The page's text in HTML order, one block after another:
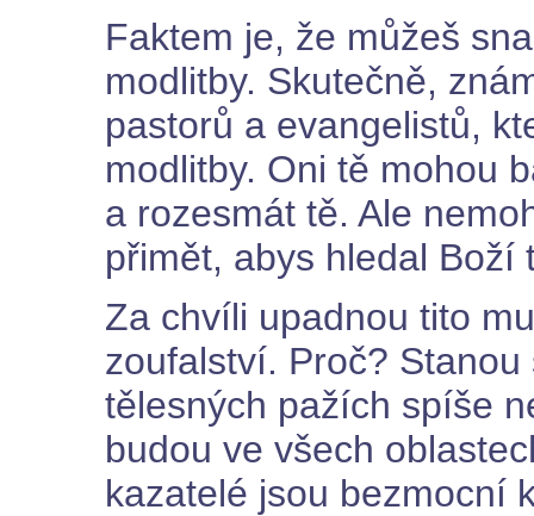
Faktem je, že můžeš
modlitby. Skutečně,
pastorů a evangelistů,
modlitby. Oni tě mohou
a rozesmát tě. Ale
přimět, abys hledal Boží
Za chvíli upadnou tito
zoufalství. Proč?
tělesných pažích spíše
budou ve všech
kazatelé jsou bezmocní